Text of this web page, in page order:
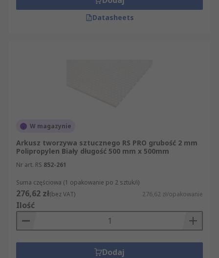
Datasheets
W magazynie
Arkusz tworzywa sztucznego RS PRO grubość 2 mm
Polipropylen Biały długość 500 mm x 500mm
Nr art. RS 852-261
Suma częściowa (1 opakowanie po 2 sztuk/i)
276,62 zł(bez VAT) 276,62 zł/opakowanie
Ilość
Dodaj